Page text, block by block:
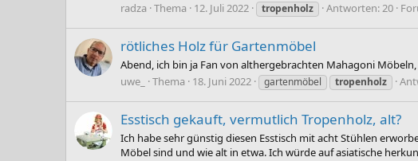
radza Thema 12. Juli 2022 tropenholz Antworten: 20
rötliches Holz für Gartenmöbel
Abend, ich bin ja Fan von althergebrachten Mahagoni
uwe_
Thema 18. Juni 2022 gartenmöbel tropenholz
Esstisch gekauft, vermutlich Tropenholz, alt?
Ich habe sehr günstig diesen Esstisch mit acht Stühlen
Möbel sind und wie alt in etwa. Ich würde auf asiatische